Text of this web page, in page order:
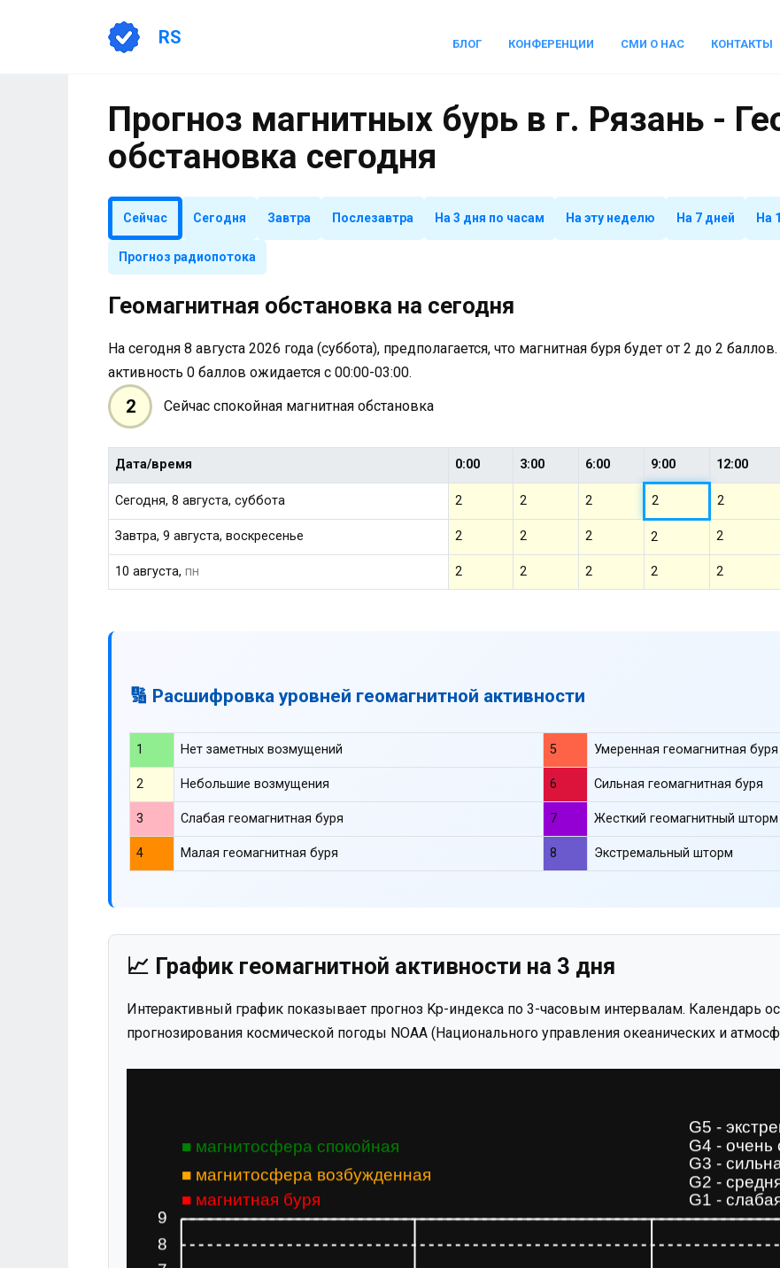
RS БЛОГ КОНФЕРЕНЦИИ СМИ О НАС КОНТАКТЫ
Прогноз магнитных бурь в г. Рязань -
обстановка сегодня
Сейчас Сегодня Завтра Послезавтра На 3 дня по часам На эту неделю На 7 дней На
Прогноз радиопотока
Геомагнитная обстановка на сегодня
На сегодня 8 августа 2026 года (суббота), предполагается, что магнитная буря будет от 2 до 2
активность 0 баллов ожидается с 00:00-03:00.
2 Сейчас спокойная магнитная обстановка
Дата/время 0:00 3:00 6:00 9:00 12:00
Сегодня, 8 августа, суббота 2 2 2 2 2
Завтра, 9 августа, воскресенье 2 2 2 2 2
10 августа,пн 2 2 2 2 2
🔢 Расшифровка уровней геомагнитной активности
1 Нет заметных возмущений 5 Умеренная геомагнитная буря
2 Небольшие возмущения 6 Сильная геомагнитная буря
3 Слабая геомагнитная буря 7 Жесткий геомагнитный шторм
4 Малая геомагнитная буря 8 Экстремальный шторм
📈 График геомагнитной активности на 3 дня
Интерактивный график показывает прогноз Kp-индекса по 3-часовым интервалам. Календарь
прогнозирования космической погоды NOAA (Национального управления океанических и